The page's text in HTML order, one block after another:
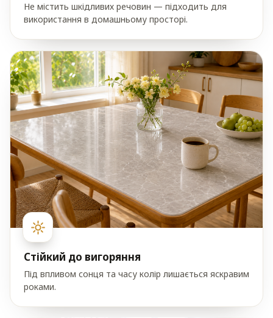
Не містить шкідливих речовин — підходить для
використання в домашньому просторі.
Стійкий до вигоряння
Під впливом сонця та часу колір лишається яскравим
роками.